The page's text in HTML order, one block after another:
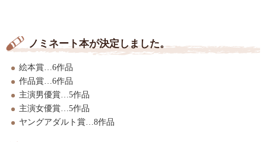
ノミネート本が決定しました。
絵本賞…6作品
作品賞…6作品
主演男優賞…5作品
主演女優賞…5作品
ヤングアダルト賞…8作品